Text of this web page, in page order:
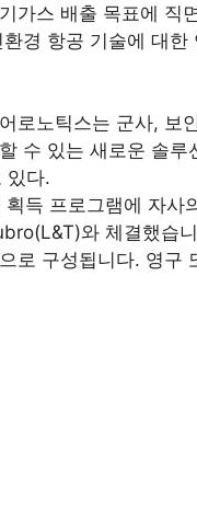
가스 배출 목표에 직
경 항공 기술에 대
로노틱스는 군사, 보
수 있는 새로운 솔
있다.
득 프로그램에 자사
와 체결했습
로 구성됩니다. 영구